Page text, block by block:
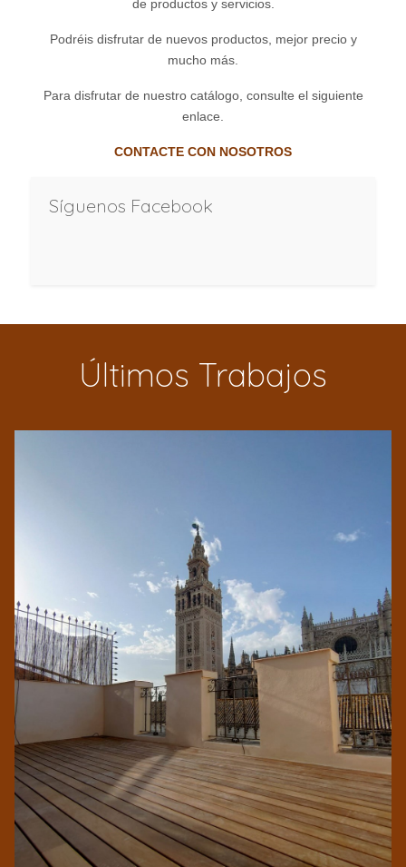
de productos y servicios.
Podréis disfrutar de nuevos productos, mejor precio y
mucho más.
Para disfrutar de nuestro catálogo, consulte el siguiente
enlace.
CONTACTE CON NOSOTROS
Síguenos Facebook
Últimos Trabajos